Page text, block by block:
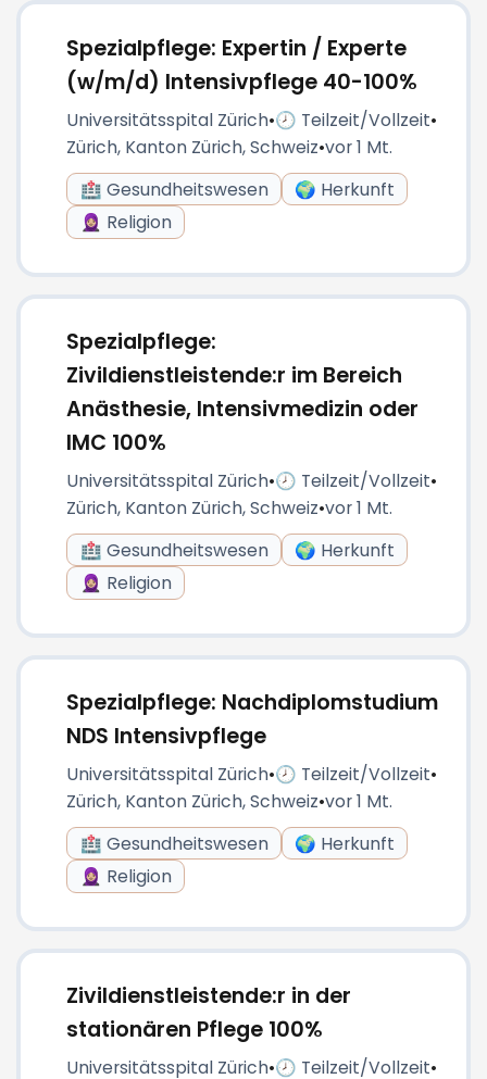
Spezialpflege: Expertin / Experte
(w/m/d) Intensivpflege 40-100%
Universitätsspital Zürich•🕗 Teilzeit/Vollzeit•
Zürich, Kanton Zürich, Schweiz•vor 1 Mt.
🏥 Gesundheitswesen
🌍 Herkunft
🧕🏼 Religion
Spezialpflege:
Zivildienstleistende:r im Bereich
Anästhesie, Intensivmedizin oder
IMC 100%
Universitätsspital Zürich•🕗 Teilzeit/Vollzeit•
Zürich, Kanton Zürich, Schweiz•vor 1 Mt.
🏥 Gesundheitswesen
🌍 Herkunft
🧕🏼 Religion
Spezialpflege: Nachdiplomstudium
NDS Intensivpflege
Universitätsspital Zürich•🕗 Teilzeit/Vollzeit•
Zürich, Kanton Zürich, Schweiz•vor 1 Mt.
🏥 Gesundheitswesen
🌍 Herkunft
🧕🏼 Religion
Zivildienstleistende:r in der
stationären Pflege 100%
Universitätsspital Zürich•🕗 Teilzeit/Vollzeit•